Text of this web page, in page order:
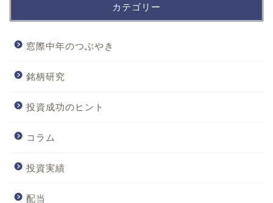
カテゴリー
窓際中年のつぶやき
銘柄研究
投資成功のヒント
コラム
投資実績
配当